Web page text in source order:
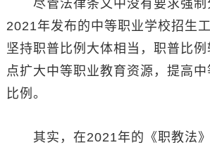
尽管法律条文中没有要求强制
2021年发布的中等职业学校招生
坚持职普比例大体相当，职普比
点扩大中等职业教育资源，提高
比例。
其实，在2021年的《职教法》